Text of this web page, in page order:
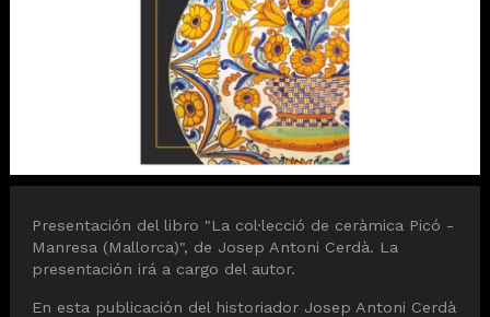
Diapositiva 1 de 1
Presentación del libro "La col·lecció de ceràmica Picó -
Manresa (Mallorca)", de Josep Antoni Cerdà. La
presentación irá a cargo del autor.
En esta publicación del historiador Josep Antoni Cerdà